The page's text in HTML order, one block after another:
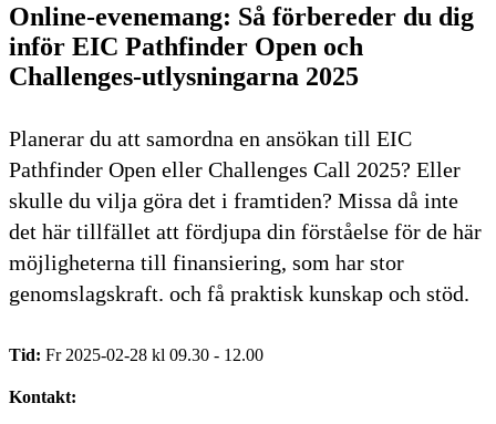
Online-evenemang: Så förbereder du dig
inför EIC Pathfinder Open och
Challenges-utlysningarna 2025
Planerar du att samordna en ansökan till EIC
Pathfinder Open eller Challenges Call 2025? Eller
skulle du vilja göra det i framtiden? Missa då inte
det här tillfället att fördjupa din förståelse för de här
möjligheterna till finansiering, som har stor
genomslagskraft. och få praktisk kunskap och stöd.
Tid: Fr 2025-02-28 kl 09.30 - 12.00
Kontakt: